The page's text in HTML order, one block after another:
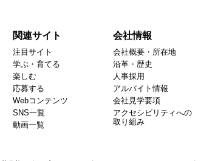
関連サイト
注目サイト
学ぶ・育てる
楽しむ
応募する
Webコンテンツ
SNS一覧
動画一覧
会社情報
会社概要・所在地
沿革・歴史
人事採用
アルバイト情報
会社見学要項
アクセシビリティへの
取り組み